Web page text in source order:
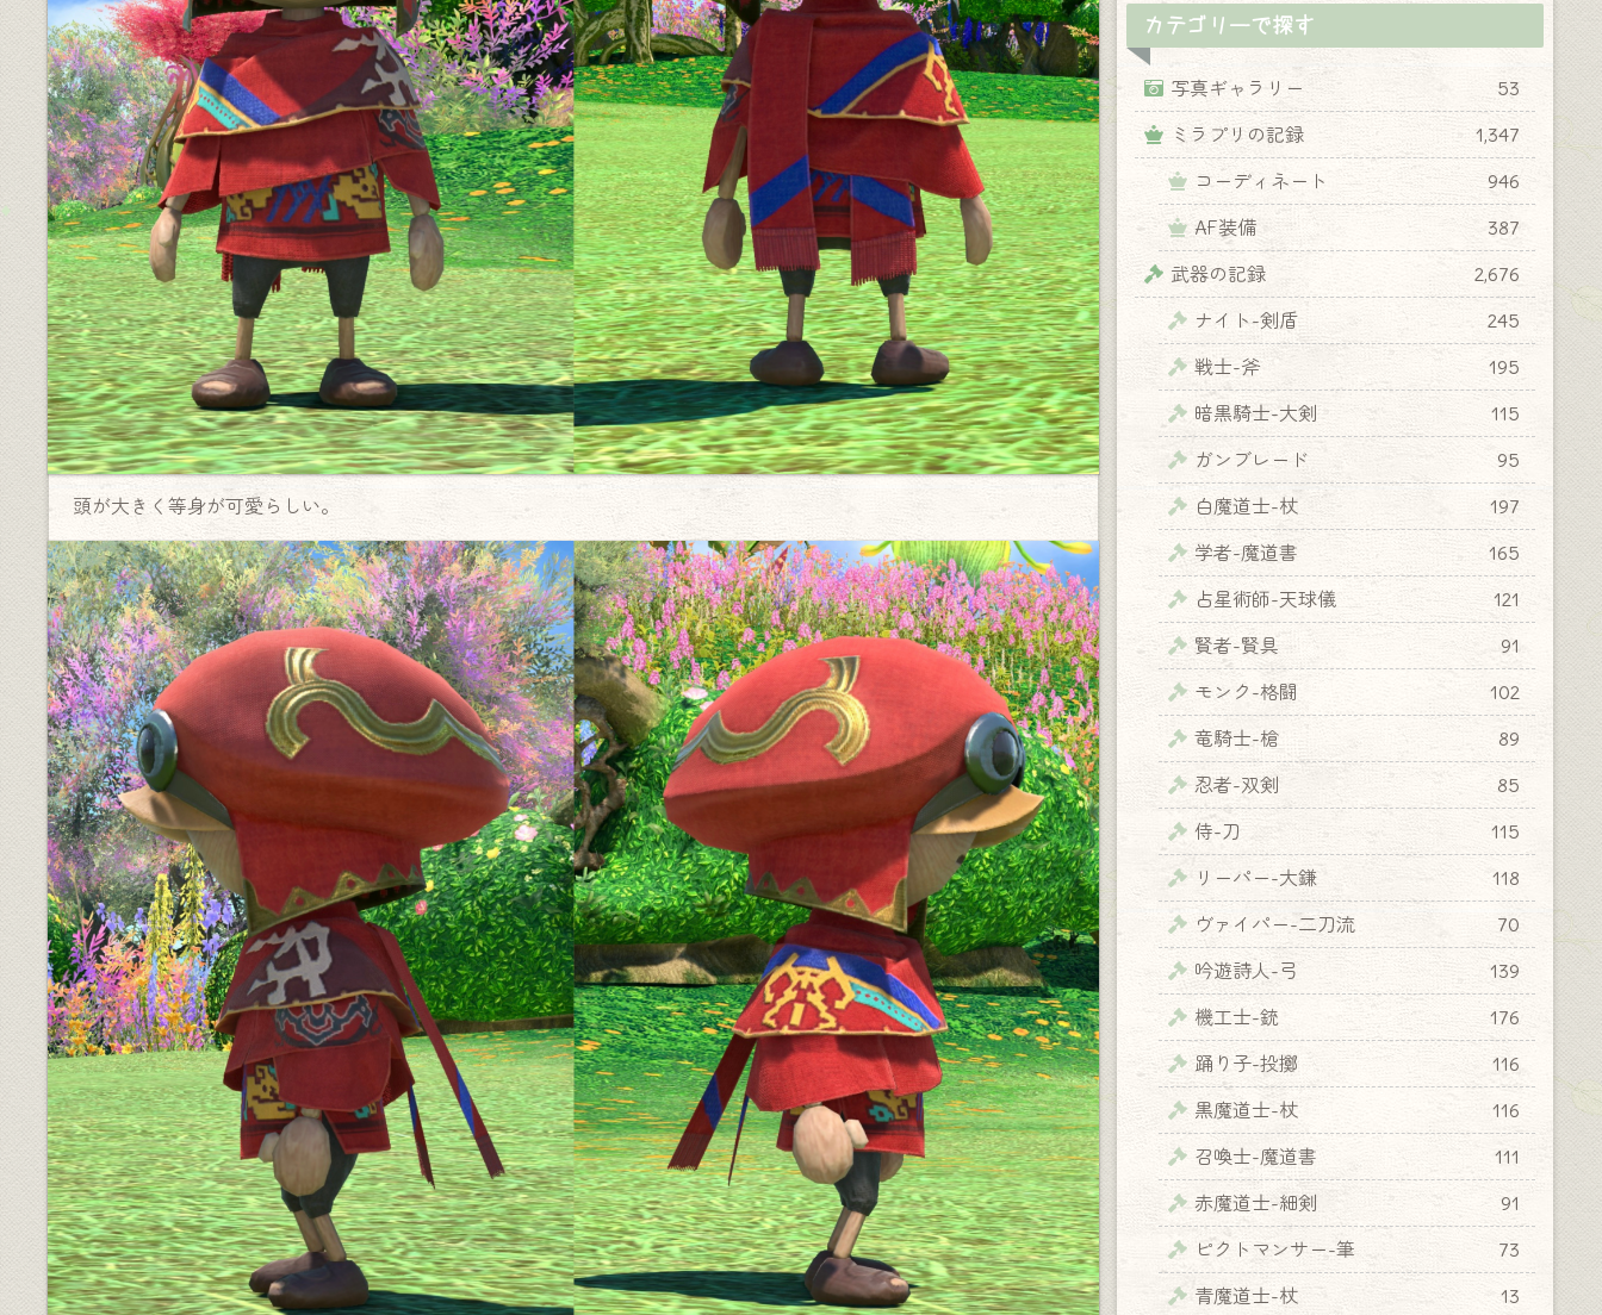
頭が大きく等身が可愛らしい。
カテゴリーで探す
写真ギャラリー
53
ミラプリの記録
1,347
コーディネート
946
AF装備
387
武器の記録
2,676
ナイト-剣盾
245
戦士-斧
195
暗黒騎士-大剣
115
ガンブレード
95
白魔道士-杖
197
学者-魔道書
165
占星術師-天球儀
121
賢者-賢具
91
モンク-格闘
102
竜騎士-槍
89
忍者-双剣
85
侍-刀
115
リーパー-大鎌
118
ヴァイパー-二刀流
70
吟遊詩人-弓
139
機工士-銃
176
踊り子-投擲
116
黒魔道士-杖
116
召喚士-魔道書
111
赤魔道士-細剣
91
ピクトマンサー-筆
73
青魔道士-杖
13